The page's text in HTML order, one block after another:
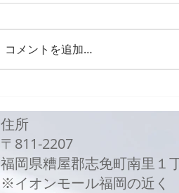
交換修理
コメントを追加…
住所
〒811-2207
福岡県糟屋郡志免町南里１
​※イオンモール福岡の近く